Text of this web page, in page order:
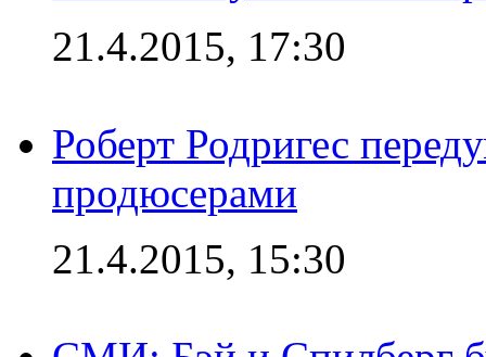
21.4.2015, 17:30
Роберт Родригес
продюсерами
21.4.2015, 15:30